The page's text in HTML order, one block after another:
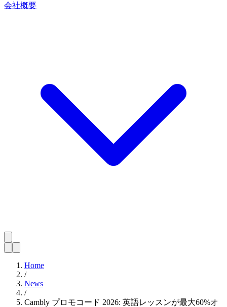
会社概要
Home
/
News
/
Cambly プロモコード 2026: 英語レッスンが最大60%オ